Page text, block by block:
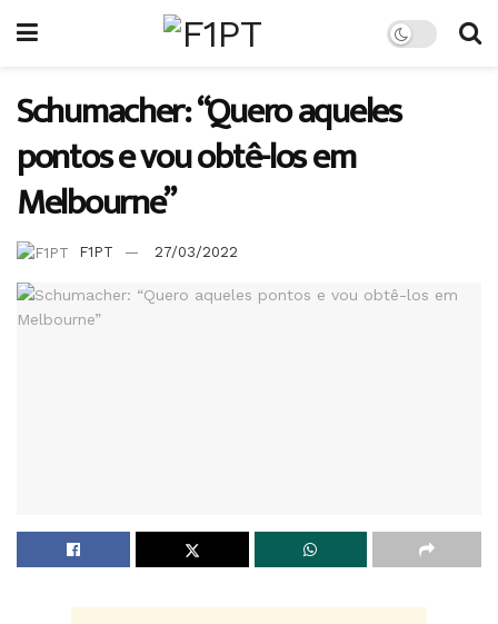
Schumacher: “Quero aqueles
pontos e vou obtê-los em
Melbourne”
F1PT 27/03/2022